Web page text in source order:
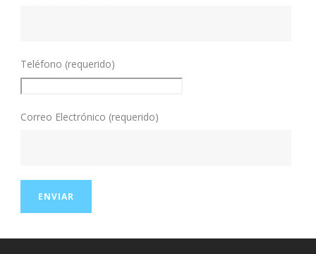
Teléfono (requerido)
Correo Electrónico (requerido)